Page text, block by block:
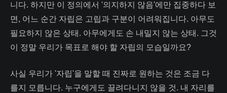
니다. 하지만 이 정의에서 '의지하지 않음'에만 집중하다 보
면, 어느 순간 자립은 고립과 구분이 어려워집니다. 아무도
필요하지 않은 상태. 아무에게도 손 내밀지 않는 상태. 그것
이 정말 우리가 목표로 해야 할 자립의 모습일까요?
사실 우리가 '자립'을 말할 때 진짜로 원하는 것은 조금 다
를지 모릅니다. 누구에게도 끌려다니지 않을 것. 내 자리를